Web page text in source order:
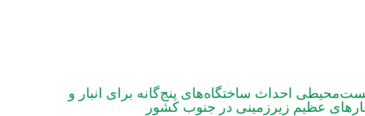
احداث ساختگاه‌های پنج‌گانه برای انبار و
عظیم زیرزمینی در جنوب کشور